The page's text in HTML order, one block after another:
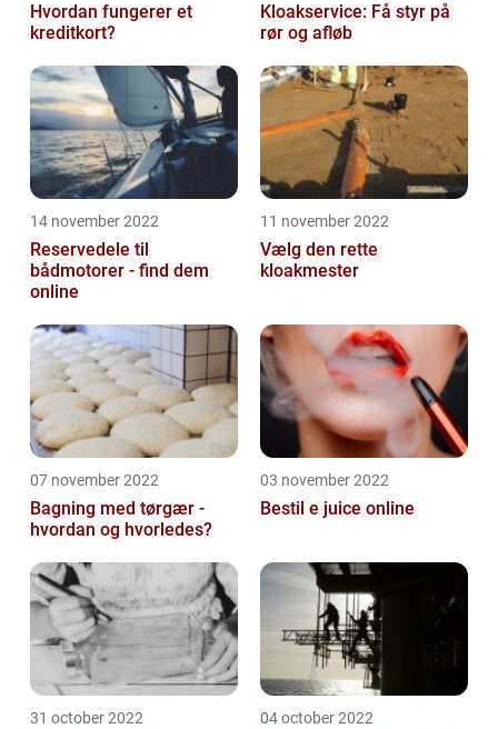
Hvordan fungerer et
kreditkort?
Kloakservice: Få styr på
rør og afløb
14 november 2022
Reservedele til
bådmotorer - find dem
online
11 november 2022
Vælg den rette
kloakmester
07 november 2022
Bagning med tørgær -
hvordan og hvorledes?
03 november 2022
Bestil e juice online
31 october 2022 04 october 2022